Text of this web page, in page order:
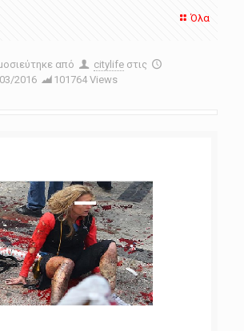
Όλα
από citylife στις
2016
101764 Views